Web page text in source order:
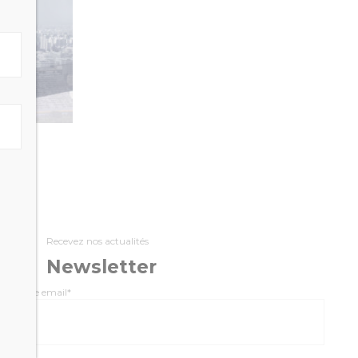
Recevez nos actualités
Newsletter
Adresse email*